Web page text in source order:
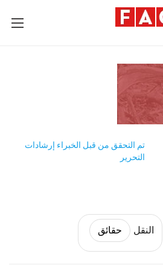
تم التحقق من قبل الخبراء إرشادات
التحرير
النقل حقائق